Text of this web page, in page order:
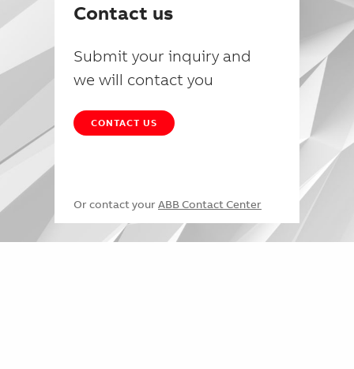
Contact us
Submit your inquiry and
we will contact you
CONTACT US
Or contact your ABB Contact Center